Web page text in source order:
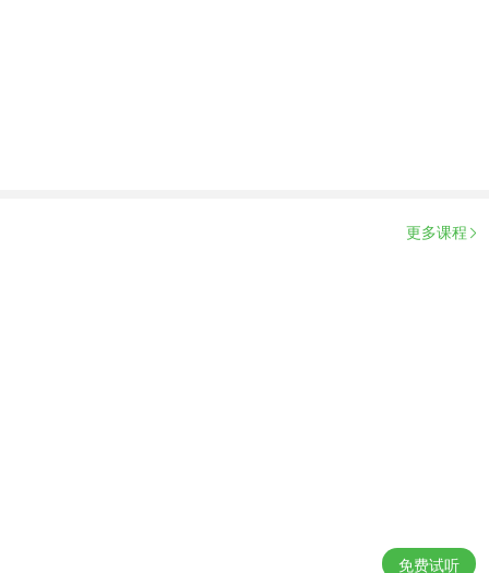
更多课程
免费试听